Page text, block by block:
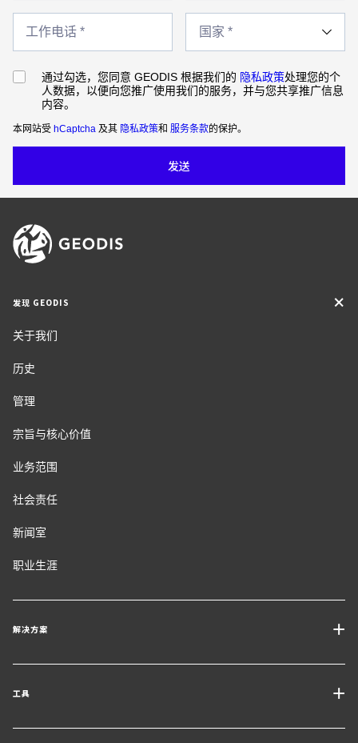
*
工作电话 *
通过勾选，您同意 GEODIS 根据我们的 隐私政策处理您的个
人数据，以便向您推广使用我们的服务，并与您共享推广信息
内容。
本网站受 hCaptcha 及其 隐私政策和 服务条款的保护。
发现 GEODIS
关于我们
历史
管理
宗旨与核心价值
业务范围
社会责任
新闻室
职业生涯
解决方案
运输服务
货运解决方案
仓储与增值物流
工具
获取报价